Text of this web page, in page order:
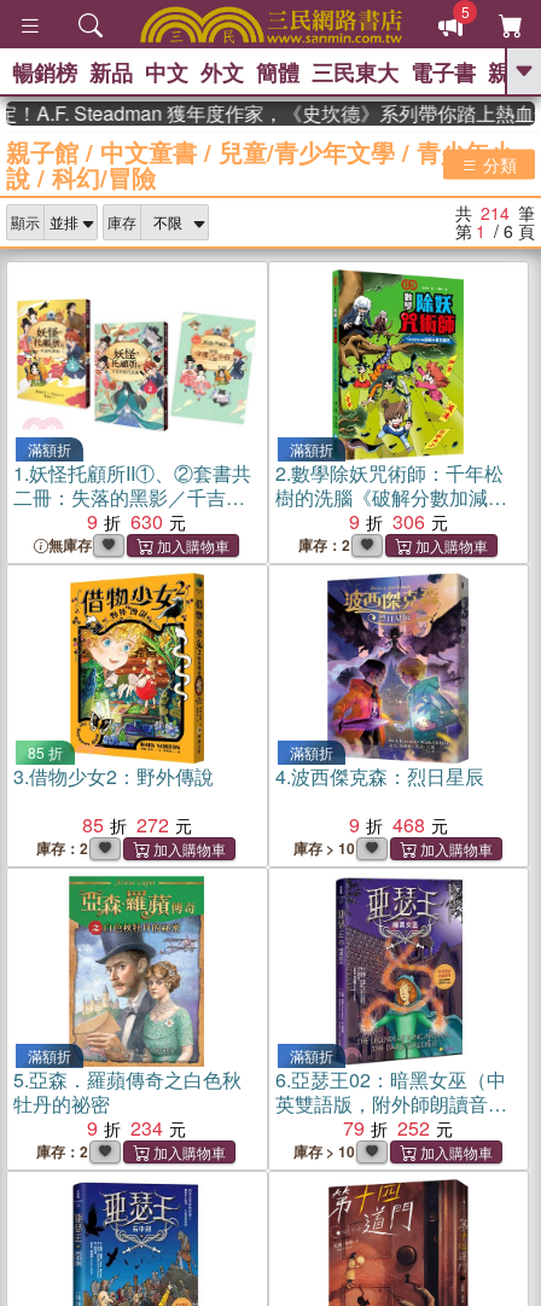
5
GO
熱搜： 東野圭吾 、 高希均教授回憶錄
、 、 花開錦
繡 、 暑期推薦 、 方念華 、 台灣的
數學女孩：黎曼猜想
、 偉大的迷走神經 、 如果歷史是一
、 臺灣漫遊錄
暢銷榜 新品 中文 外文 簡體 三民東大 電子書 親子
獲年度作家，《史坎德》系列帶你踏上熱血奇幻旅
親子館 / 中文童書 / 兒童/青少年文學 / 青少年小
說 / 科幻/冒險 分類
顯示 庫存 共 214 筆
第 1 / 6 頁
滿額折
1.妖怪托顧所II①、②套書共
二冊：失落的黑影／千吉的
修行試煉（附限量子供納福
資料夾）
9 630
無庫存
滿額折
2.數學除妖咒術師：千年松
樹的洗腦《破解分數加減
9 306
庫存：2
85 折
3.借物少女2：野外傳說
85
272
庫存：2
滿額折
4.波西傑克森：烈日星辰
9
468
庫存 > 10
滿額折
5.亞森．羅蘋傳奇之白色秋
牡丹的祕密
9
234
庫存：2
滿額折
6.亞瑟王02：暗黑女巫（中
英雙語版，附外師朗讀音檔
QR code）
79 252
庫存 > 10